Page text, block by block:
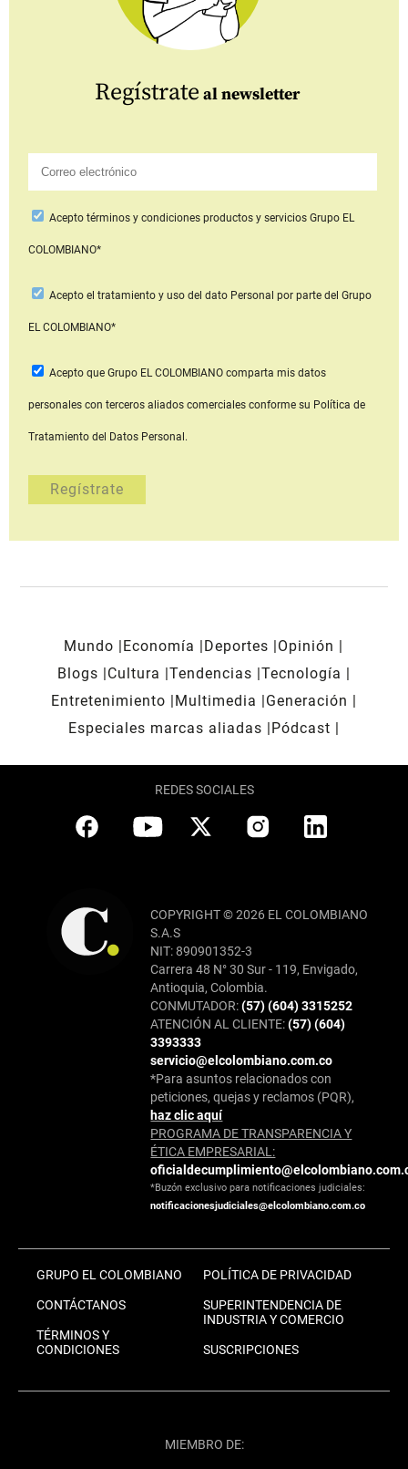
Regístrate al newsletter
Aceptotérminos y condiciones productos y serviciosGrupo EL
COLOMBIANO*
Acepto el tratamiento y uso del dato Personal por parte del Grupo
EL COLOMBIANO*
Acepto que Grupo EL COLOMBIANOcomparta mis datos
personales con terceros aliados comerciales conforme su Política de
Tratamiento del Datos Personal.
Mundo Economía Deportes
Opinión
Blogs
Cultura Tendencias Tecnología
Entretenimiento
Multimedia
Generación
Especiales marcas aliadas
Pódcast
REDES SOCIALES
COPYRIGHT © 2026 EL COLOMBIANO
S.A.S
NIT: 890901352-3
Carrera 48 N° 30 Sur - 119, Envigado,
Antioquia, Colombia.
CONMUTADOR:(57) (604) 3315252
ATENCIÓN AL CLIENTE:(57) (604)
3393333
servicio@elcolombiano.com.co
*Para asuntos relacionados con
peticiones, quejas y reclamos (PQR),
haz clic aquí
PROGRAMA DE TRANSPARENCIA Y
ÉTICA EMPRESARIAL:
*Buzón exclusivo para notificaciones judiciales:
notificacionesjudiciales@elcolombiano.com.co
GRUPO EL COLOMBIANO
CONTÁCTANOS
TÉRMINOS Y
CONDICIONES
POLÍTICA DE PRIVACIDAD
SUPERINTENDENCIA DE
INDUSTRIA Y COMERCIO
SUSCRIPCIONES
MIEMBRO DE: